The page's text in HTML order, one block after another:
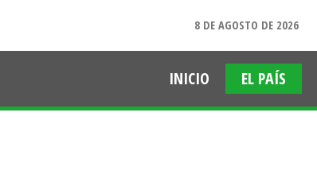
8 DE AGOSTO DE 2026
INICIO EL PAÍS